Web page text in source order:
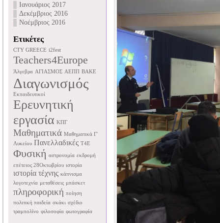
Ιανουάριος 2017
Δεκέμβριος 2016
Νοέμβριος 2016
Ετικέτες
CTY GREECE i2fest
Teachers4Europe
Άλγεβρα ΑΓΙΑΣΜΟΣ ΑΕΠΠ ΒΑΚΕ
Διαγωνισμός
Εκπαιδευτικοί
Ερευνητική
εργασία ΚΠΓ
Μαθηματικά Μαθηματικά Γ'
Λυκείου Πανελλαδικές Τ4Ε
Φυσική αστρονομία εκδρομή
επέτειος 28Οκτωβρίου ιστορία
ιστορία τέχνης κάπνισμα
λογοτεχνία μεταθέσεις μπάσκετ
πληροφορική ποίηση
πολιτική παιδεία σκάκι σχέδιο
τραμπολίνο φιλοσοφία φωτογραφία